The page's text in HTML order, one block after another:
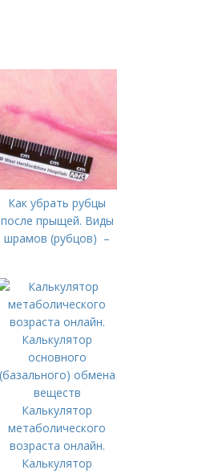
Как убрать рубцы
после прыщей. Виды
шрамов (рубцов) –
Калькулятор
метаболического
возраста онлайн.
Калькулятор